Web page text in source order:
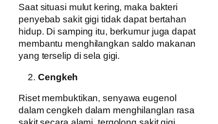
Saat situasi mulut kering, maka bakteri
penyebab sakit gigi tidak dapat bertahan
hidup. Di samping itu, berkumur juga dapat
membantu menghilangkan saldo makanan
yang terselip di sela gigi.
Cengkeh
Riset membuktikan, senyawa eugenol
dalam cengkeh dalam menghilanglan rasa